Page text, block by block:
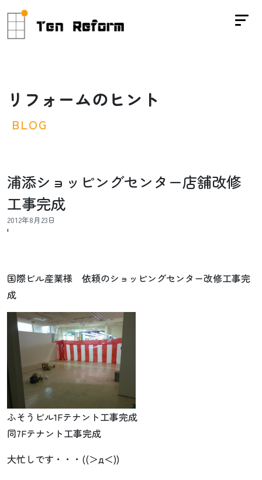
リ フ ォームのヒ ン ト
BLOG
浦添ショッピングセンター店舗改修
工事完成
2012年8月23日
'
国際ビル産業様 依頼のショッピングセンター改修工事完
成
ふそうビル1Fテナント工事完成
同7Fテナント工事完成
大忙しです・・・((＞д＜))